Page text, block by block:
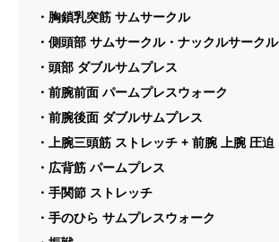
・胸鎖乳突筋 サムサークル
・側頭部 サムサークル・ナックルサークル
・頭部 ダブルサムプレス
・前腕前面 パームプレスウォーク
・前腕後面 ダブルサムプレス
・上腕三頭筋 ストレッチ + 前腕 上腕 圧迫
・広背筋 パームプレス
・手関節 ストレッチ
・手のひら サムプレスウォーク